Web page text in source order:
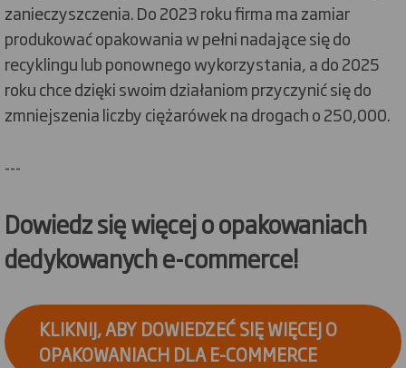
zanieczyszczenia. Do 2023 roku firma ma zamiar
produkować opakowania w pełni nadające się do
recyklingu lub ponownego wykorzystania, a do 2025
roku chce dzięki swoim działaniom przyczynić się do
zmniejszenia liczby ciężarówek na drogach o 250,000.
---
Dowiedz się więcej o opakowaniach
dedykowanych e-commerce!
KLIKNIJ, ABY DOWIEDZEĆ SIĘ WIĘCEJ O
OPAKOWANIACH DLA E-COMMERCE